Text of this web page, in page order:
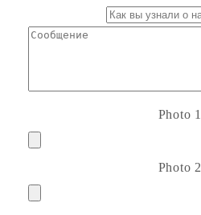
Photo 1
Photo 2